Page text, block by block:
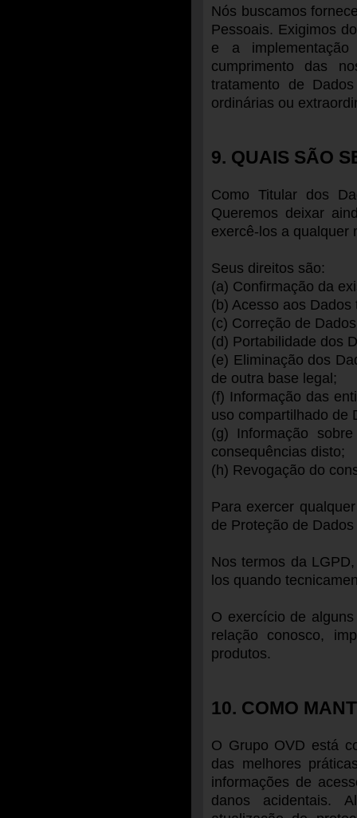
Nós buscamos
Pessoais. Exigimos
e a
cumprimento das
tratamento de
ordinárias ou
9. QUAIS SÃO
Como Titular dos
Queremos deixar
exercê-los a qualquer
Seus direitos são:
(a) Confirmação da
(b) Acesso aos Dados
(c) Correção de
(d) Portabilidade dos
(e) Eliminação dos
de outra base legal;
(f) Informação das
uso compartilhado de
(g) Informação
consequências disto;
(h) Revogação do
Para exercer
de Proteção de
Nos termos da
los quando
O exercício de
relação conosco,
produtos.
10. COMO
O Grupo OVD está
das melhores
informações de
danos acidentais.